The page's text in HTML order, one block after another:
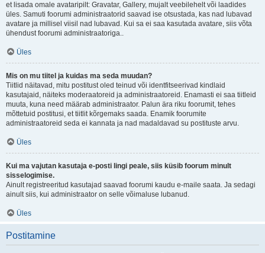
et lisada omale avataripilt: Gravatar, Gallery, mujalt veebilehelt või laadides
üles. Samuti foorumi administraatorid saavad ise otsustada, kas nad lubavad
avatare ja millisel viisil nad lubavad. Kui sa ei saa kasutada avatare, siis võta
ühendust foorumi administraatoriga..
Üles
Mis on mu tiitel ja kuidas ma seda muudan?
Tiitlid näitavad, mitu postitust oled teinud või identfitseerivad kindlaid
kasutajaid, näiteks moderaatoreid ja administraatoreid. Enamasti ei saa tiitleid
muuta, kuna need määrab administraator. Palun ära riku foorumit, tehes
mõttetuid postitusi, et tiitlit kõrgemaks saada. Enamik foorumite
administraatoreid seda ei kannata ja nad madaldavad su postituste arvu.
Üles
Kui ma vajutan kasutaja e-posti lingi peale, siis küsib foorum minult
sisselogimise.
Ainult registreeritud kasutajad saavad foorumi kaudu e-maile saata. Ja sedagi
ainult siis, kui administraator on selle võimaluse lubanud.
Üles
Postitamine